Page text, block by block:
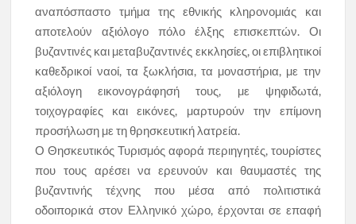
αναπόσπαστο τµήµα της εθνικής κληρονοµιάς και
αποτελούν αξιόλογο πόλο έλξης επισκεπτών. Οι
βυζαντινές και µεταβυζαντινές εκκλησίες, οι επιβλητικοί
καθεδρικοί ναοί, τα ξωκλήσια, τα µοναστήρια, µε την
αξιόλογη εικονογράφησή τους, µε ψηφιδωτά,
τοιχογραφίες και εικόνες, µαρτυρούν την επίµονη
προσήλωση µε τη θρησκευτική λατρεία.
Ο Θησκευτικός Τυρισµός αφορά περιηγητές, τουρίστες
που τους αρέσει να ερευνούν και θαυµαστές της
βυζαντινής τέχνης που µέσα από πολιτιστικά
οδοιπορικά στον Ελληνικό χώρο, έρχονται σε επαφή